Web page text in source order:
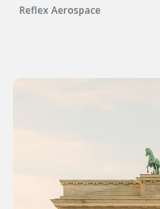
Reflex Aerospace